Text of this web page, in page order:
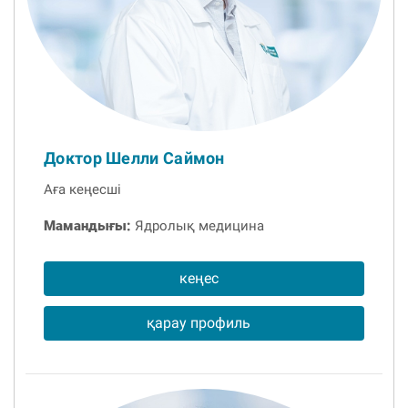
Доктор Шелли Саймон
Аға кеңесші
Мамандығы: Ядролық медицина
кеңес
қарау профиль